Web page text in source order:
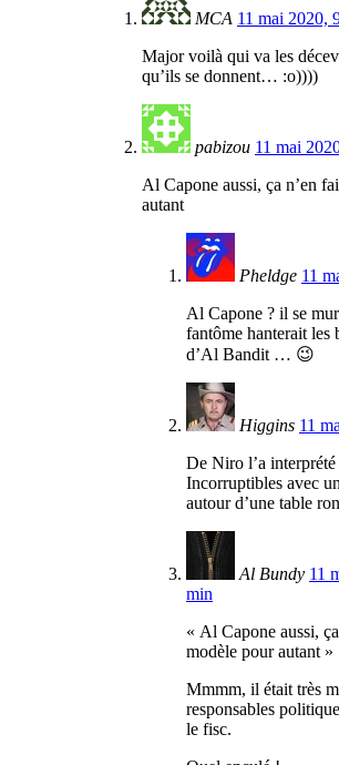
MCA 11 mai 2020,
Major voilà qui va les
qu’ils se donnent… :o))))
pabizou 11 mai
Al Capone aussi, ça n’en
autant
Pheldge 11
Al Capone ? il se
fantôme hanterait les
d’Al Bandit … 😉
Higgins 11
De Niro l’a interprété
Incorruptibles avec
autour d’une table
Al Bundy 11
min
« Al Capone aussi,
modèle pour autant »
Mmmm, il était très
responsables
le fisc.